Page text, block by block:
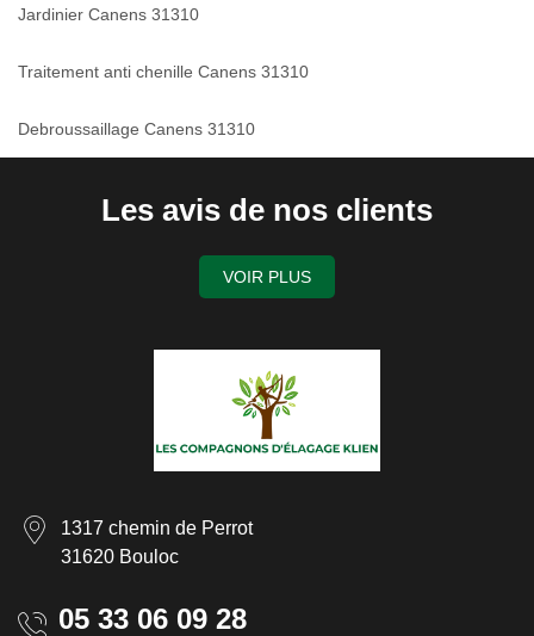
Jardinier Canens 31310
Traitement anti chenille Canens 31310
Debroussaillage Canens 31310
Les avis de nos clients
VOIR PLUS
1317 chemin de Perrot
31620 Bouloc
05 33 06 09 28